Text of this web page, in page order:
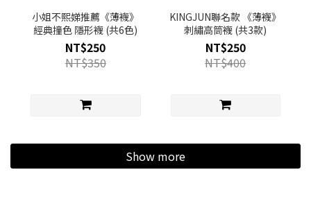
小姐不熙娣推薦《薄襪》
經典撞色 隱形襪 (共6色)
NT$250
NT$350
KINGJUN聯名款 《薄襪》
刺繡高筒襪 (共3款)
NT$250
NT$400
Show more